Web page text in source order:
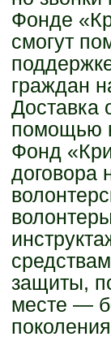
Фонде
смогут
граждан
Доставка
помощью
Фонд
договора
защиты,
месте —